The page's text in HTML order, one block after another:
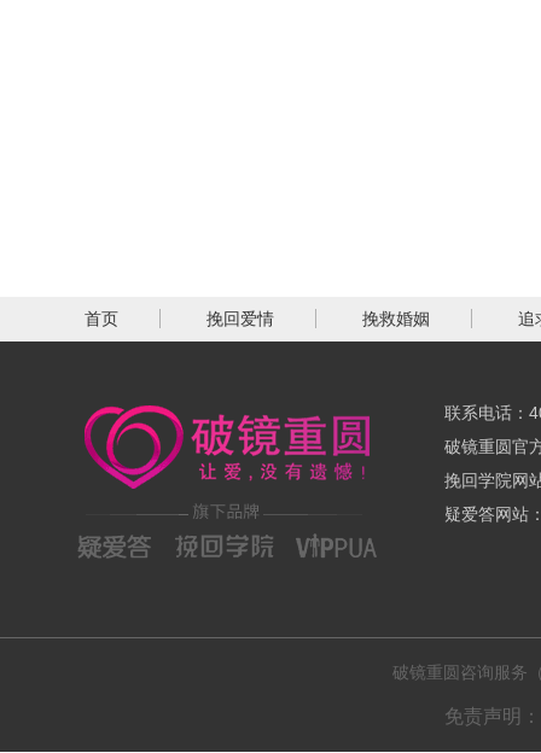
首页 挽回爱情 挽救婚姻 追
联系电话：
破镜重圆官
挽回学院网
疑爱答网站
破镜重圆咨询服
免责声明